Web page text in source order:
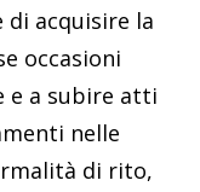
di acquisire la
occasioni
e a subire atti
nelle
di rito,